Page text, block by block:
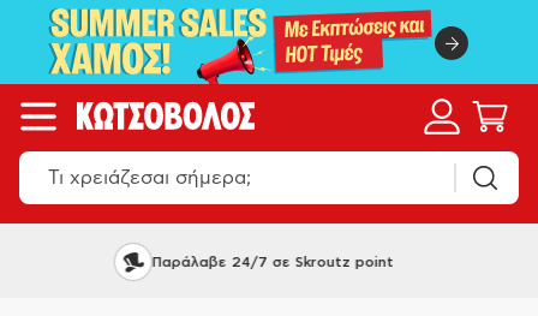
Παράλαβε 24/7 σε Skroutz point